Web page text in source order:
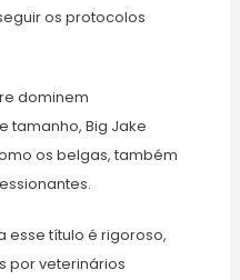
os protocolos
dominem
tamanho, Big Jake
os belgas, também
esse título é rigoroso,
por veterinários